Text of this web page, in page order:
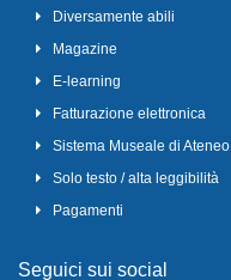
Diversamente abili
Magazine
E-learning
Fatturazione elettronica
Sistema Museale di Ateneo
Solo testo / alta leggibilità
Pagamenti
Seguici sui social